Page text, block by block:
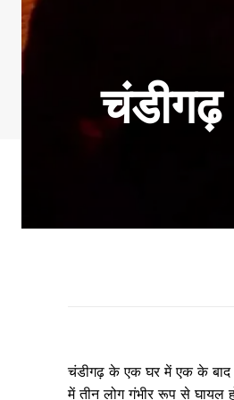
चंडीगढ़ के एक घर में एक के बाद
में तीन लोग गंभीर रूप से घायल